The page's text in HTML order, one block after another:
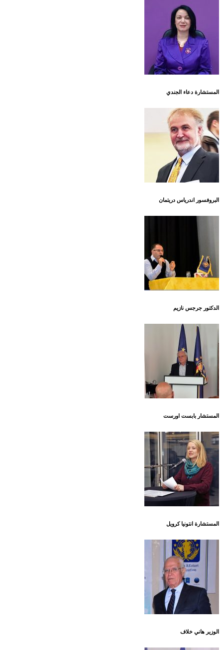
المستشارة دعاء الجندي
البروفسور اندرياس دريتمان
الدكتور جرجس نازيم
المستشار بابست اورست
المستشارة انتونيا كرويل
الوزير هاني خلاف